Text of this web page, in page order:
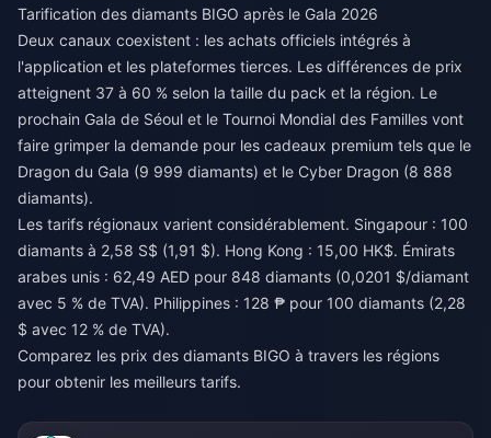
Tarification des diamants BIGO après le Gala 2026
Deux canaux coexistent : les achats officiels intégrés à
l'application et les plateformes tierces. Les différences de prix
atteignent 37 à 60 % selon la taille du pack et la région. Le
prochain Gala de Séoul et le Tournoi Mondial des Familles vont
faire grimper la demande pour les cadeaux premium tels que le
Dragon du Gala (9 999 diamants) et le Cyber Dragon (8 888
diamants).
Les tarifs régionaux varient considérablement. Singapour : 100
diamants à 2,58 S$ (1,91 $). Hong Kong : 15,00 HK$. Émirats
arabes unis : 62,49 AED pour 848 diamants (0,0201 $/diamant
avec 5 % de TVA). Philippines : 128 ₱ pour 100 diamants (2,28
$ avec 12 % de TVA).
Comparez les prix des diamants BIGO à travers les régions
pour obtenir les meilleurs tarifs.